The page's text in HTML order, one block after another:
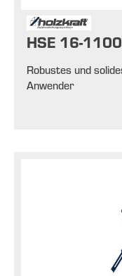
HSE 16-1100
Robustes und
Anwender